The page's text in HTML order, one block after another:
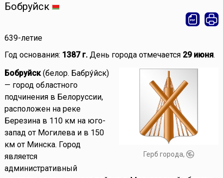
Бобруйск
639-летие
Год основания: 1387 г.День города отмечается 29 июня.
Герб города,
Бобруйск(белор. Бабру́йск)
— город областного
подчинения в Белоруссии,
расположен на реке
Березина в 110 км на юго-
запад от Могилева и в 150
км от Минска. Город
является
административный